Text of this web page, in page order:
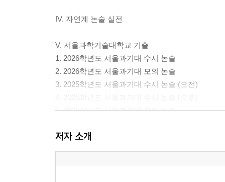
IV. 자연계 논술 실전
V. 서울과학기술대학교 기출
1. 2026학년도 서울과기대 수시 논술
2. 2026학년도 서울과기대 모의 논술
3. 2025학년도 서울과기대 수시 논술 (오전)
5. 2025학년도 서울과기대 모의 논술
7. 2024학년도 서울과기대 수시 논술 (오후)
8. 2024학년도 서울과기대 모의 논술
저자 소개